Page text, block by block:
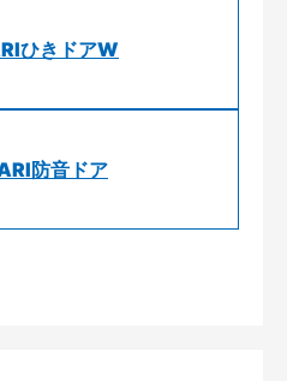
ひきドアW
防音ドア